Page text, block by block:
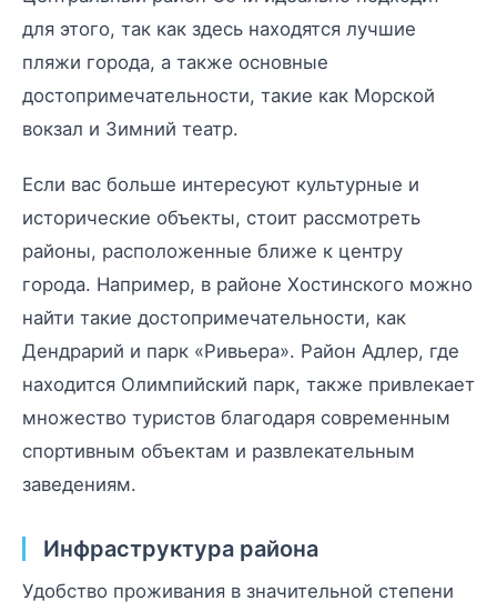
для этого, так как здесь находятся лучшие
пляжи города, а также основные
достопримечательности, такие как Морской
вокзал и Зимний театр.
Если вас больше интересуют культурные и
исторические объекты, стоит рассмотреть
районы, расположенные ближе к центру
города. Например, в районе Хостинского можно
найти такие достопримечательности, как
Дендрарий и парк «Ривьера». Район Адлер, где
находится Олимпийский парк, также привлекает
множество туристов благодаря современным
спортивным объектам и развлекательным
заведениям.
Инфраструктура района
Удобство проживания в значительной степени